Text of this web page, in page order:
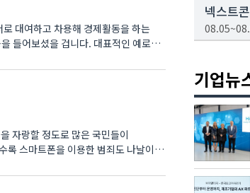
대여하고 차용해 경제활동을 하는
들어보셨을 겁니다. 대표적인 예로
록 스마트폰을 이용한 범죄도 나날이
넥스트
K-
자율주
차세대
기업뉴